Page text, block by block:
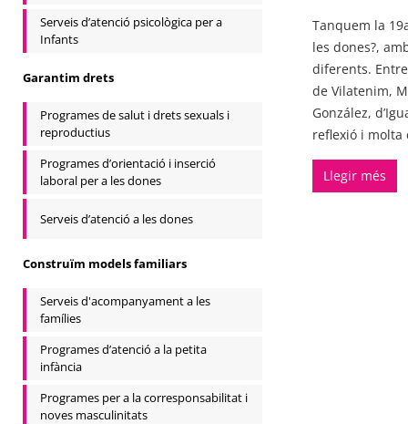
Serveis d’atenció psicològica per a
Infants
Garantim drets
Programes de salut i drets sexuals i
reproductius
Programes d’orientació i inserció
laboral per a les dones
Serveis d’atenció a les dones
Construïm models familiars
Serveis d'acompanyament a les
famílies
Programes d’atenció a la petita
infància
Programes per a la corresponsabilitat i
noves masculinitats
Tanquem la
les dones?,
diferents.
de Vilatenim,
González,
reflexió i molta
Llegir més